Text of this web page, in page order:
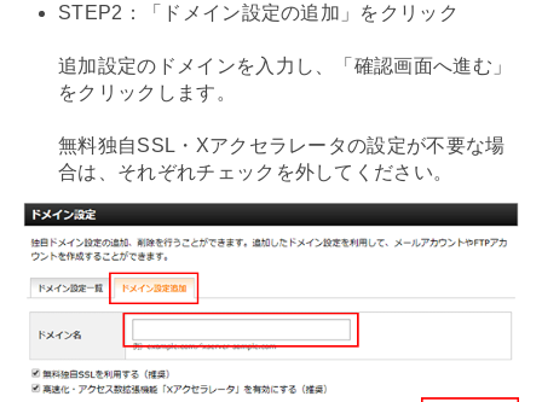
STEP2：「ドメイン設定の追加」をクリック
追加設定のドメインを入力し、「確認画面へ進む」
をクリックします。
無料独自SSL・Xアクセラレータの設定が不要な場
合は、それぞれチェックを外してください。